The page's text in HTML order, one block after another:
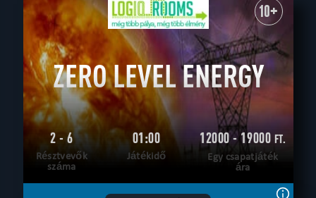
10+
ZERO LEVEL ENERGY
2 - 6
Résztvevők
száma
01:00
Játékidő
12000 - 19000 FT.
Egy csapatjáték
ára